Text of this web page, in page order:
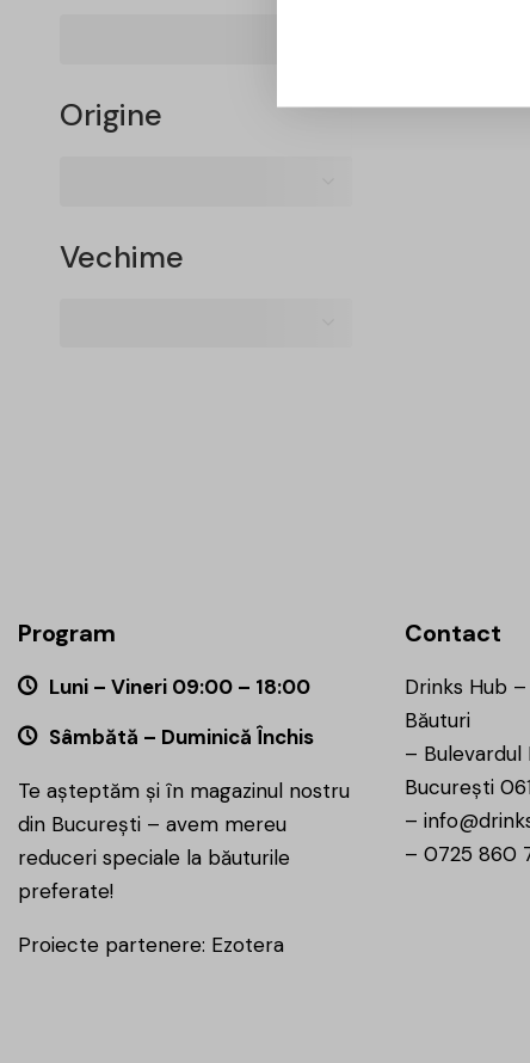
Origine
Vechime
Program
Luni – Vineri 09:00 – 18:00
Sâmbătă – Duminică Închis
Te așteptăm și în magazinul nostru
din București – avem mereu
reduceri speciale la băuturile
preferate!
Proiecte partenere: Ezotera
Contact
Drinks Hub
Băuturi
– Bulevardul
București
–
– 0725 860